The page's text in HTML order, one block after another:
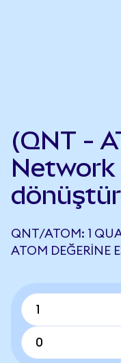
(QNT -
Network
dönüştür
QNT/ATOM: 1
ATOM DEĞERINE